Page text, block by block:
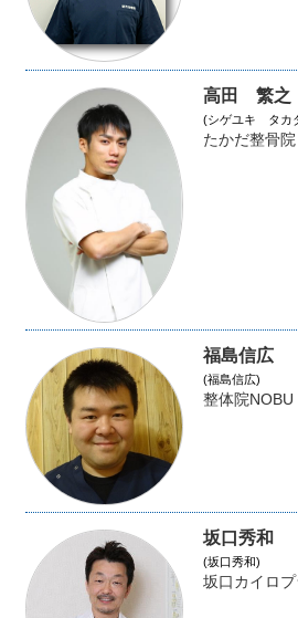
高田 繁之
(シゲユキ タカ
たかだ整骨院
福島信広
(福島信広)
整体院NOBU
坂口秀和
(坂口秀和)
坂口カイロ